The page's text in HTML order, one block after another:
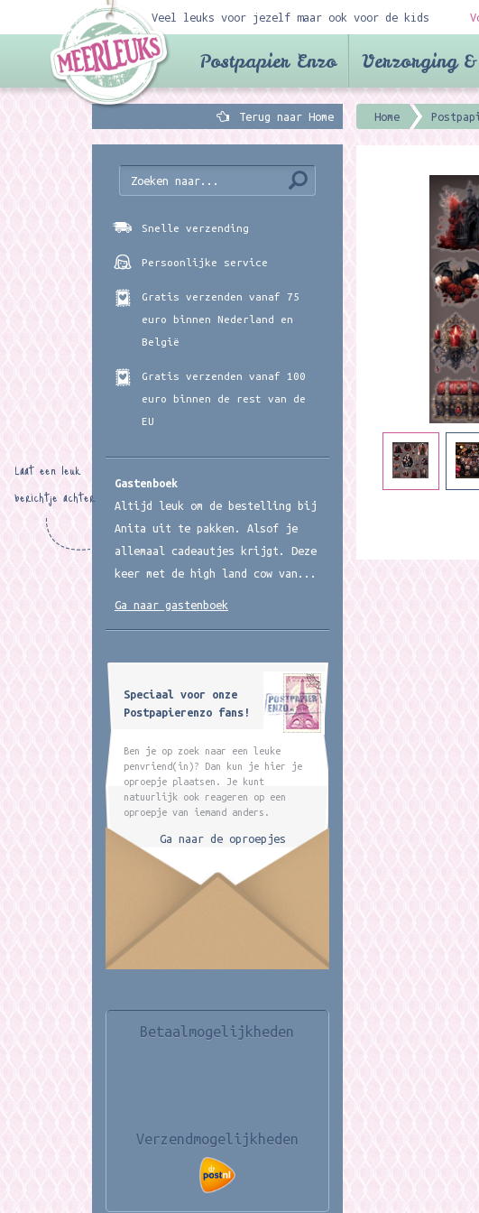
Veel leuks voor jezelf maar ook voor de kids
Postpapier Enzo Verzorging
Terug naar Home Home
Snelle verzending
Persoonlijke service
Gratis verzenden vanaf 75
euro binnen Nederland en
België
Gratis verzenden vanaf 100
euro binnen de rest van de
EU
Gastenboek
Altijd leuk om de bestelling bij
Anita uit te pakken. Alsof je
allemaal cadeautjes krijgt. Deze
keer met de high land cow van...
Laat een leuk
berichtje achter
Ga naar gastenboek
Speciaal voor onze
Postpapierenzo fans!
Ben je op zoek naar een leuke
penvriend(in)? Dan kun je hier je
oproepje plaatsen. Je kunt
natuurlijk ook reageren op een
oproepje van iemand anders.
Ga naar de oproepjes
Betaalmogelijkheden
Verzendmogelijkheden